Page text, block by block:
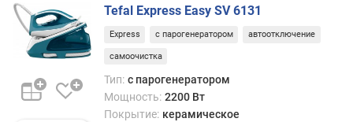
о
г
и
м
о
Tefal Express Easy SV 6131
Express с парогенератором автоотключение
самоочистка
Тип: с парогенератором
Мощность: 2200 Вт
Покрытие: керамическое